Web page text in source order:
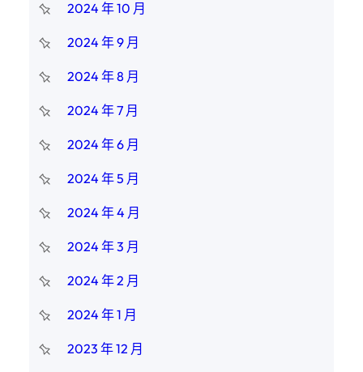
2024 年 10 月
2024 年 9 月
2024 年 8 月
2024 年 7 月
2024 年 6 月
2024 年 5 月
2024 年 4 月
2024 年 3 月
2024 年 2 月
2024 年 1 月
2023 年 12 月